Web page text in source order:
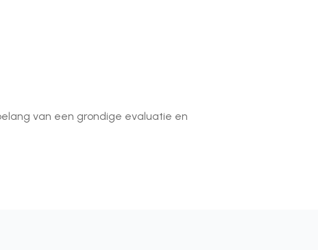
van een grondige evaluatie en